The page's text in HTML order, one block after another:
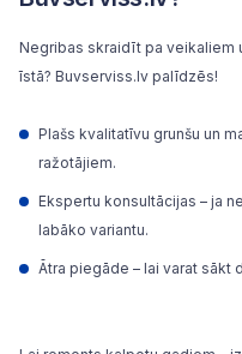
Negribas skraidīt pa veikaliem
īstā? Buvserviss.lv palīdzēs!
Plašs kvalitatīvu grunšu un
ražotājiem.
Ekspertu konsultācijas – ja
labāko variantu.
Ātra piegāde – lai varat sākt